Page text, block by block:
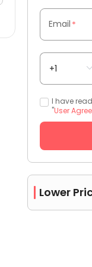
Email *
I have
"User
Lower